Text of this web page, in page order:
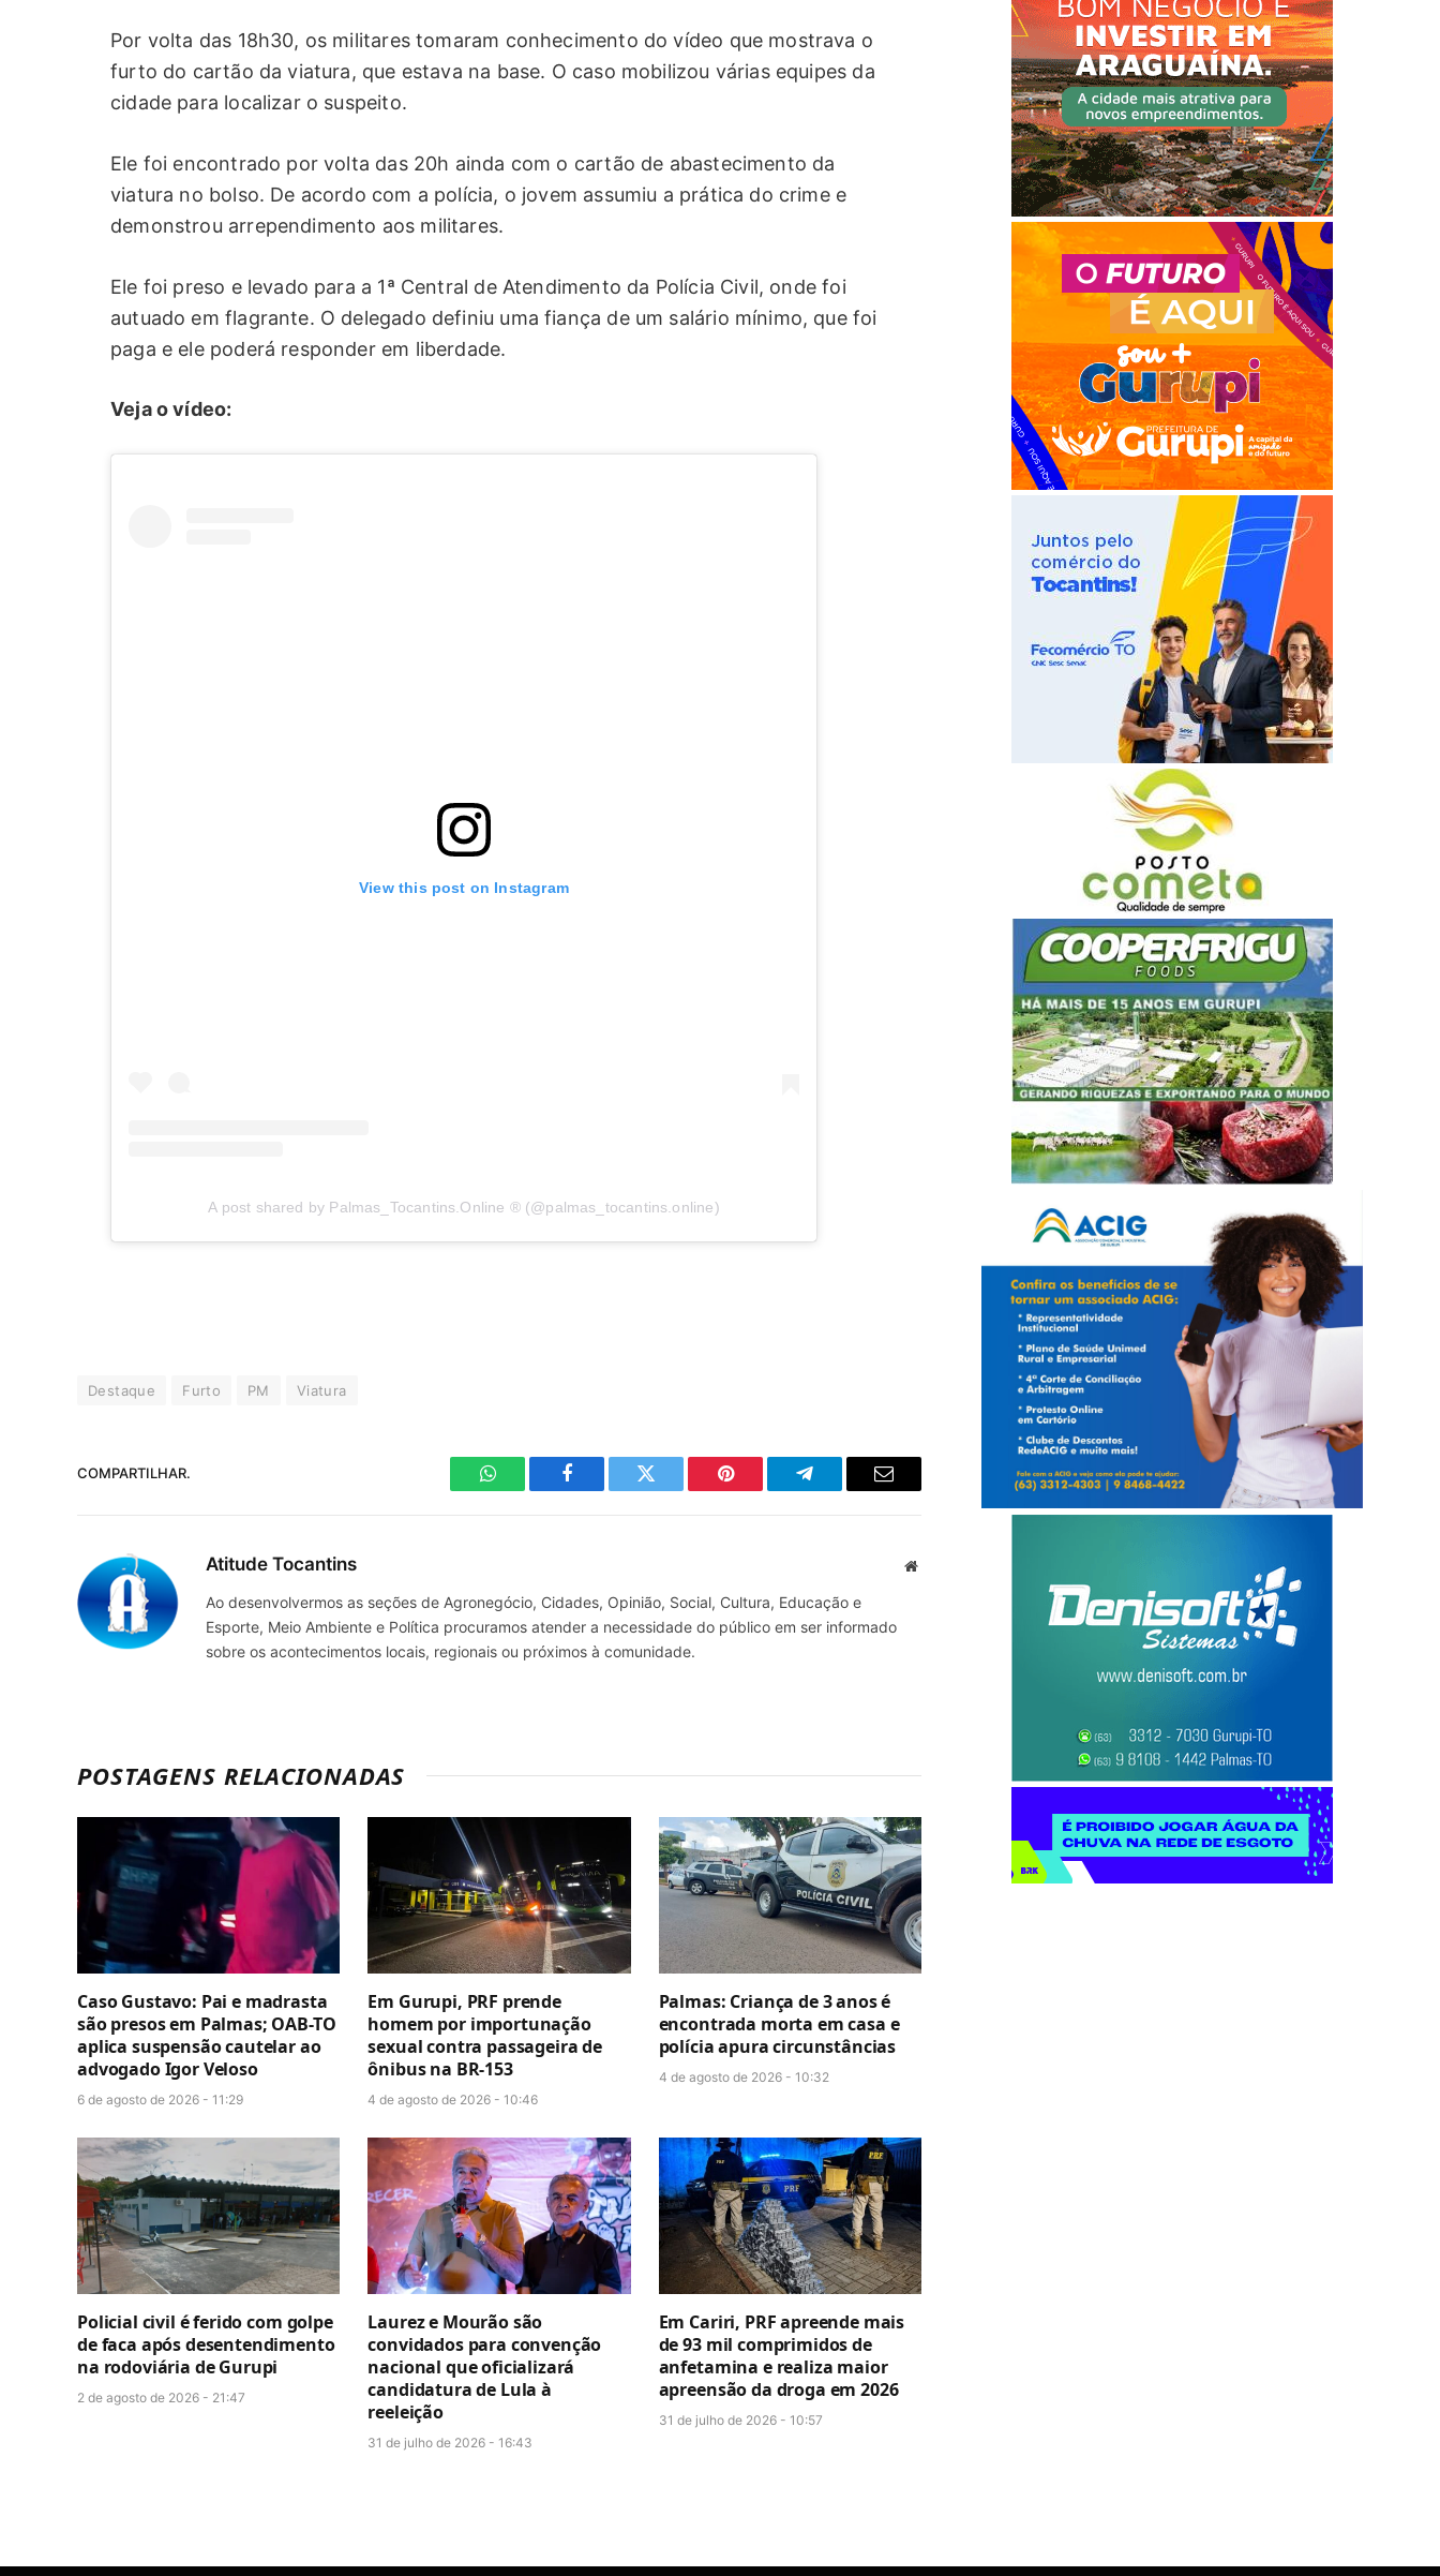
Por volta das 18h30, os militares tomaram conhecimento do vídeo que mostrava o
furto do cartão da viatura, que estava na base. O caso mobilizou várias equipes da
cidade para localizar o suspeito.
Ele foi encontrado por volta das 20h ainda com o cartão de abastecimento da
viatura no bolso. De acordo com a polícia, o jovem assumiu a prática do crime e
demonstrou arrependimento aos militares.
Ele foi preso e levado para a 1ª Central de Atendimento da Polícia Civil, onde foi
autuado em flagrante. O delegado definiu uma fiança de um salário mínimo, que foi
paga e ele poderá responder em liberdade.
Veja o vídeo:
View this post on Instagram
A post shared by Palmas_Tocantins.Online ® (@palmas_tocantins.online)
Destaque Furto PM Viatura
COMPARTILHAR.
WhatsAppFacebook Twitter Pinterest TelegramaE-
Atitude Tocantins Site
Ao desenvolvermos as seções de Agronegócio, Cidades, Opinião, Social, Cultura, Educação e
Esporte, Meio Ambiente e Política procuramos atender a necessidade do público em ser informado
sobre os acontecimentos locais, regionais ou próximos à comunidade.
POSTAGENS RELACIONADAS
Caso Gustavo: Pai e madrasta
são presos em Palmas; OAB-TO
aplica suspensão cautelar ao
advogado Igor Veloso
6 de agosto de 2026 - 11:29
Em Gurupi, PRF prende
homem por importunação
sexual contra passageira de
ônibus na BR-153
4 de agosto de 2026 - 10:46
Palmas: Criança de 3 anos é
encontrada morta em casa e
polícia apura circunstâncias
4 de agosto de 2026 - 10:32
Policial civil é ferido com golpe
de faca após desentendimento
na rodoviária de Gurupi
2 de agosto de 2026 - 21:47
Laurez e Mourão são
convidados para convenção
nacional que oficializará
candidatura de Lula à
reeleição
31 de julho de 2026 - 16:43
Em Cariri, PRF apreende mais
de 93 mil comprimidos de
anfetamina e realiza maior
apreensão da droga em 2026
31 de julho de 2026 - 10:57